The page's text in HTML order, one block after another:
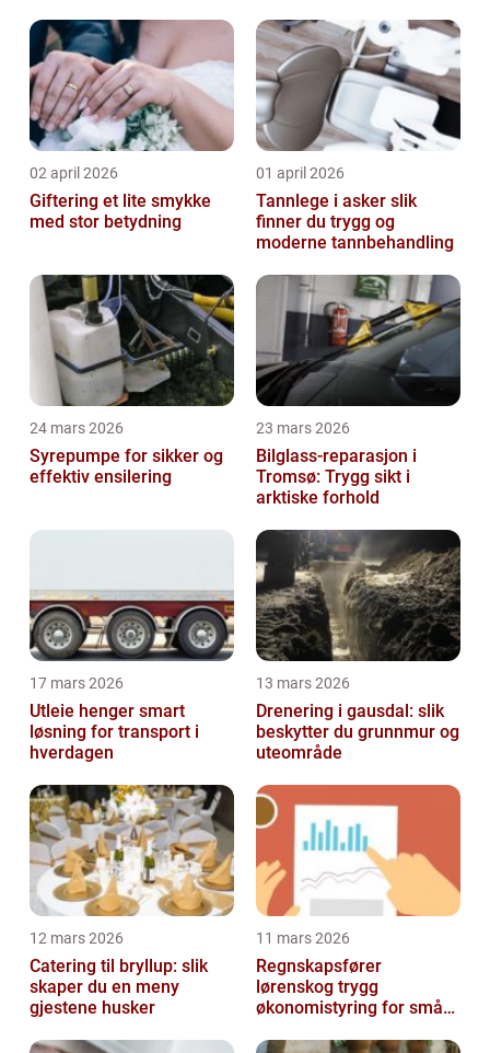
02 april 2026
Giftering et lite smykke
med stor betydning
01 april 2026
Tannlege i asker slik
finner du trygg og
moderne tannbehandling
24 mars 2026
Syrepumpe for sikker og
effektiv ensilering
23 mars 2026
Bilglass-reparasjon i
Tromsø: Trygg sikt i
arktiske forhold
17 mars 2026
Utleie henger smart
løsning for transport i
hverdagen
13 mars 2026
Drenering i gausdal: slik
beskytter du grunnmur og
uteområde
12 mars 2026
Catering til bryllup: slik
skaper du en meny
gjestene husker
11 mars 2026
Regnskapsfører
lørenskog trygg
økonomistyring for små